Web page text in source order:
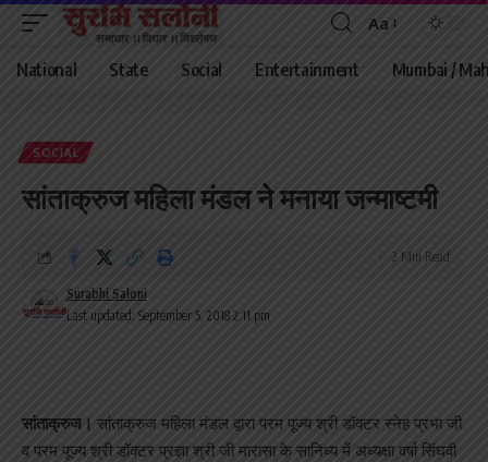
Font
Resizer
Aa
National State Social Entertainment Mumbai /
SOCIAL
सांताक्रुज महिला मंडल ने मनाया जन्माष्टमी
Last updated: September 5, 2018 2:11 pm
Surabhi Saloni
2 Min Read
सांताक्रुज। सांताक्रुज महिला मंडल द्वारा परम पूज्य श्री डॉक्टर स्नेह प्रभा जी
व परम पूज्य श्री डॉक्टर प्रज्ञा श्री जी मारासा के सानिध्य में अध्यक्षा वर्षा सिंघवी